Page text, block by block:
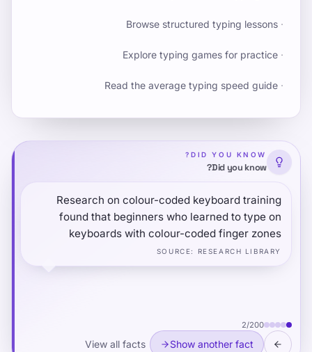
Browse structured typing lessons
Explore typing games for practice
Read the average typing speed guide
DID YOU KNOW?
Did you know?
Research on colour-coded keyboard training
found that beginners who learned to type on
keyboards with colour-coded finger zones
achieved automaticity measurably faster than
those using standard keyboards — because the
consolidation.
SOURCE :RESEARCH LIBRARY
2/200
Show another fact
View all facts